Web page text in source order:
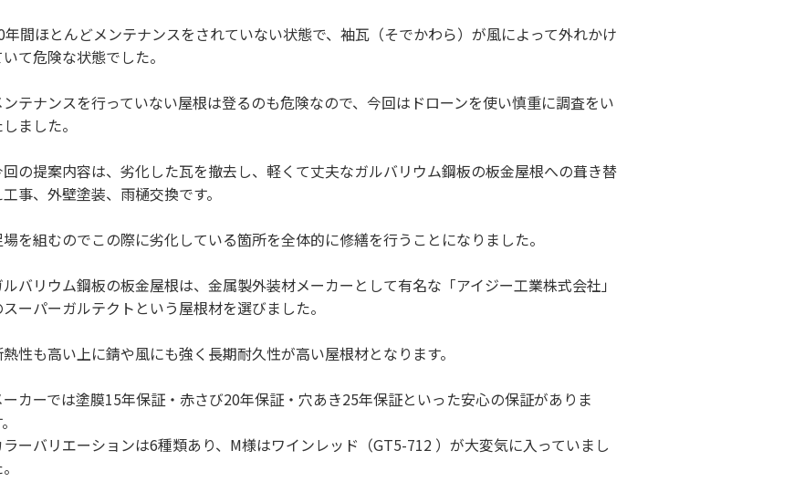
年間ほとんどメンテナンスをされていない状態で、袖瓦（そでかわら）が風によって外れかけ
て危険な状態でした。
ンテナンスを行っていない屋根は登るのも危険なので、今回はドローンを使い慎重に調査をい
ました。
の提案内容は、劣化した瓦を撤去し、軽くて丈夫なガルバリウム鋼板の板金屋根への葺き替
工事、外壁塗装、雨樋交換です。
場を組むのでこの際に劣化している箇所を全体的に修繕を行うことになりました。
ルバリウム鋼板の板金屋根は、金属製外装材メーカーとして有名な「アイジー工業株式会社」
スーパーガルテクトという屋根材を選びました。
熱性も高い上に錆や風にも強く長期耐久性が高い屋根材となります。
ーカーでは塗膜15年保証・赤さび20年保証・穴あき25年保証といった安心の保証がありま
ラーバリエーションは6種類あり、M様はワインレッド（GT5-712 ）が大変気に入っていまし